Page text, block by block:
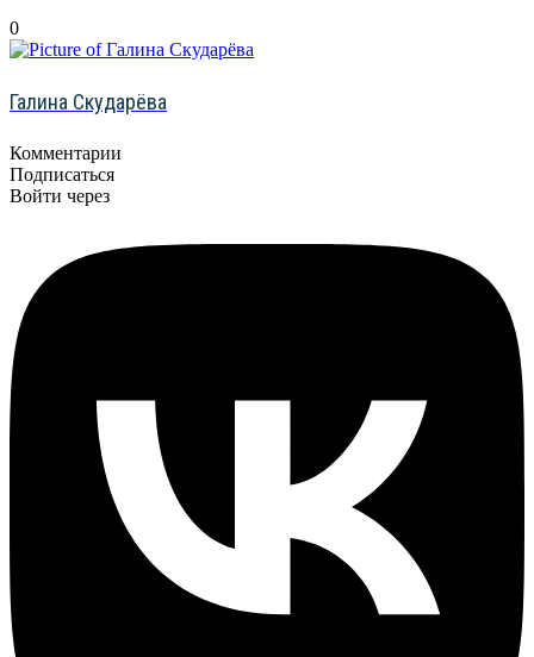
0
Галина Скударёва
Комментарии
Подписаться
Войти через